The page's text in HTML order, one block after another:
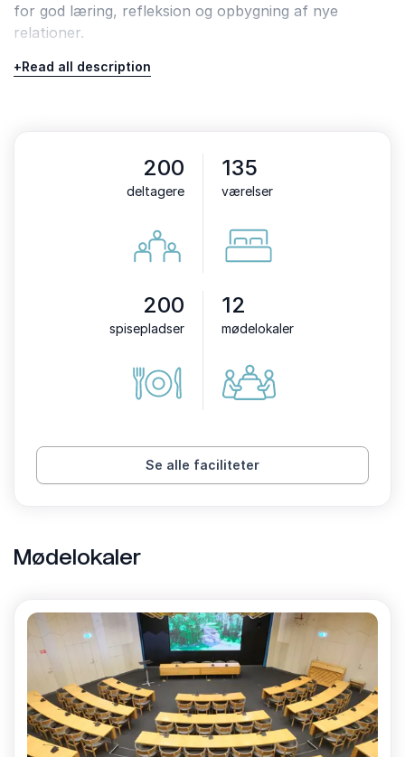
for god læring, refleksion og opbygning af nye
relationer.
Når du spadserer en tur i vores omgivelser, hører du
Læring og nye kompetencer har de bedste
og bæredygtighed, og gør alt hvad vi kan for at passe
+Read all description
200
deltagere
135
værelser
200
spisepladser
12
mødelokaler
Se alle faciliteter
Mødelokaler